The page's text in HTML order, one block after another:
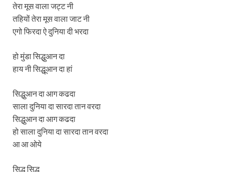
तेरा मूस वाला जट्ट नी
तहियों तेरा मूस वाला जाट नी
एगो फिरदा ऐ दुनिया दी भरदा
हो मुंडा सिद्धुआन दा
हाय नी सिद्धूआन दा हां
सिद्धुआन दा आग कढदा
साला दुनिया दा सारदा तान वरदा
सिद्धुआन दा आग कढदा
हो साला दुनिया दा सारदा तान वरदा
आ आ ओये
सिद्धू सिद्धू